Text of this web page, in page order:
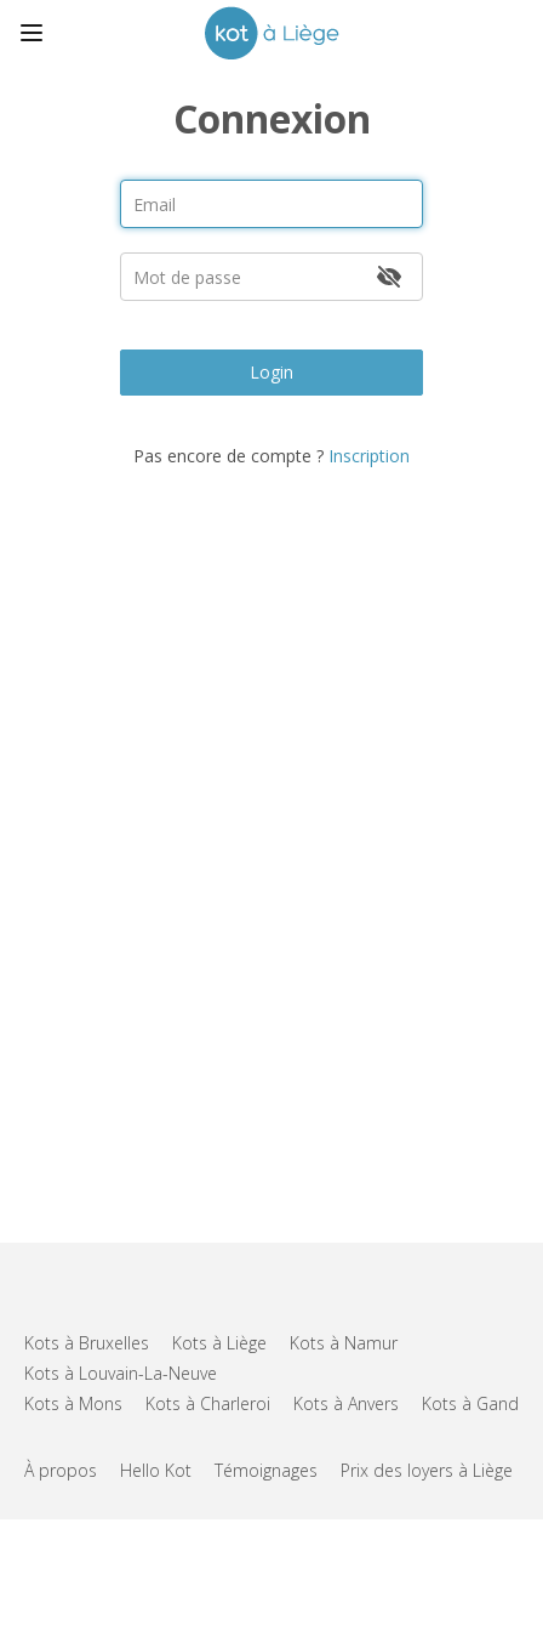
Connexion
Login
Pas encore de compte ? Inscription
Kots à Bruxelles Kots à Liège
Kots à Namur
Kots à Louvain-La-Neuve
Kots à Mons
Kots à Charleroi Kots à Anvers Kots à Gand
À propos Hello Kot Témoignages Prix des loyers à Liège